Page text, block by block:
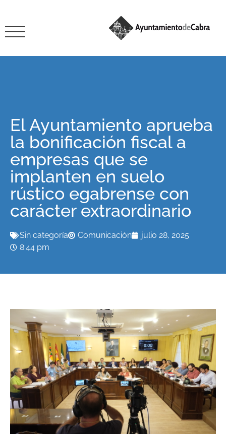
El Ayuntamiento aprueba
la bonificación fiscal a
empresas que se
implanten en suelo
rústico egabrense con
carácter extraordinario
Sin categoría Comunicación
julio 28, 2025
8:44 pm